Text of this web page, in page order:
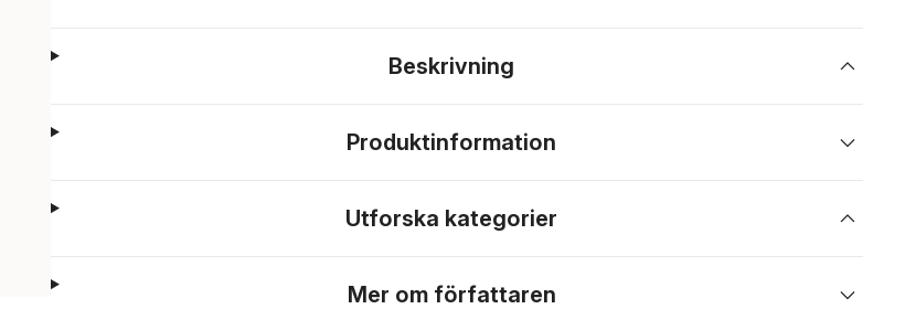
Beskrivning
Produktinformation
Utforska kategorier
Mer om författaren